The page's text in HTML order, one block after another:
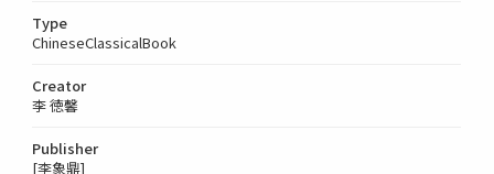
Type
ChineseClassicalBook
Creator
李 徳馨
Publisher
[李象鼎]